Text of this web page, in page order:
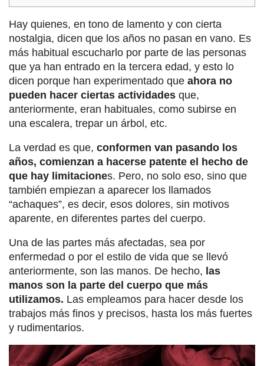
Hay quienes, en tono de lamento y con cierta
nostalgia, dicen que los años no pasan en vano. Es
más habitual escucharlo por parte de las personas
que ya han entrado en la tercera edad, y esto lo
dicen porque han experimentado que ahora no
pueden hacer ciertas actividades que,
anteriormente, eran habituales, como subirse en
una escalera, trepar un árbol, etc.
La verdad es que, conformen van pasando los
años, comienzan a hacerse patente el hecho de
que hay limitaciones. Pero, no solo eso, sino que
también empiezan a aparecer los llamados
“achaques”, es decir, esos dolores, sin motivos
aparente, en diferentes partes del cuerpo.
Una de las partes más afectadas, sea por
enfermedad o por el estilo de vida que se llevó
anteriormente, son las manos. De hecho, las
manos son la parte del cuerpo que más
utilizamos. Las empleamos para hacer desde los
trabajos más finos y precisos, hasta los más fuertes
y rudimentarios.